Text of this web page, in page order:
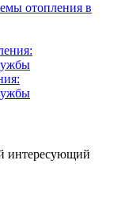
отопления в
интересующий